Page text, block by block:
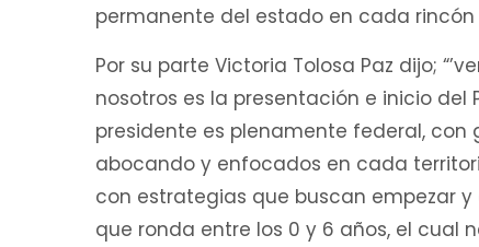
permanente del estado en cada rincón
Por su parte Victoria Tolosa Paz dijo;
nosotros es la presentación e inicio del
presidente es plenamente federal,
abocando y enfocados en cada
con estrategias que buscan empezar
que ronda entre los 0 y 6 años, el cual